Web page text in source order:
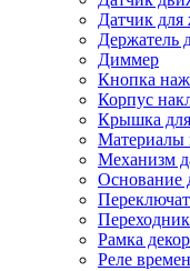
Датчик для
Держатель
Диммер
Кнопка
Корпус
Крышка для
Материалы
Механизм
Основание
Рамка
Реле